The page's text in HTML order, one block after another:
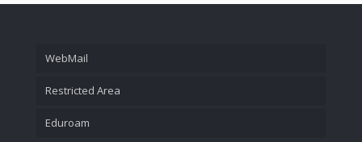
WebMail
Restricted Area
Eduroam